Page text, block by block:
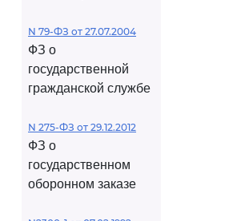
N 79-ФЗ от 27.07.2004
ФЗ о
государственной
гражданской службе
N 275-ФЗ от 29.12.2012
ФЗ о
государственном
оборонном заказе